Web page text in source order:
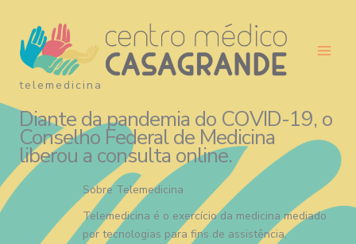
conteúdo
telemedicina
Diante da pandemia do COVID-19, o
Conselho Federal de Medicina
liberou a consulta online.
Sobre Telemedicina
Telemedicina é o exercício da medicina mediado
por tecnologias para fins de assistência,